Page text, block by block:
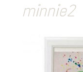
minnie2